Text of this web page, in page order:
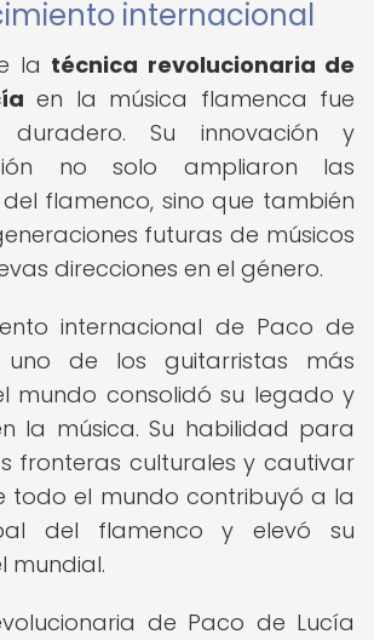
internacional
la técnica revolucionaria de
en la música flamenca fue
Su innovación y
no solo ampliaron las
flamenco, sino que también
futuras de músicos
direcciones en el género.
internacional de Paco de
de los guitarristas más
mundo consolidó su legado y
la música. Su habilidad para
fronteras culturales y cautivar
todo el mundo contribuyó a la
del flamenco y elevó su
mundial.
de Paco de Lucía